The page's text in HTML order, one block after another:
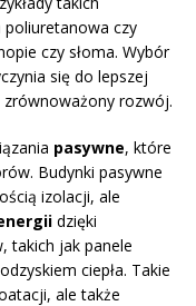
poliuretanowa czy
czy słoma. Wybór
się do lepszej
rozwój.
pasywne, które
Budynki pasywne
izolacji, ale
dzięki
takich jak panele
ciepła. Takie
ale także